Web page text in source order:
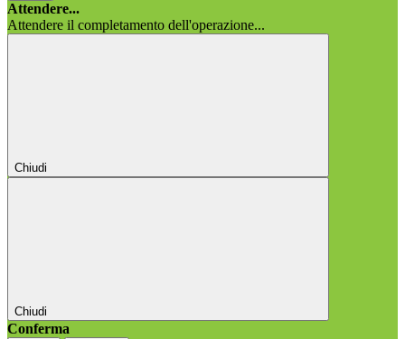
Attendere...
Attendere il completamento dell'operazione...
Chiudi
Chiudi
Conferma